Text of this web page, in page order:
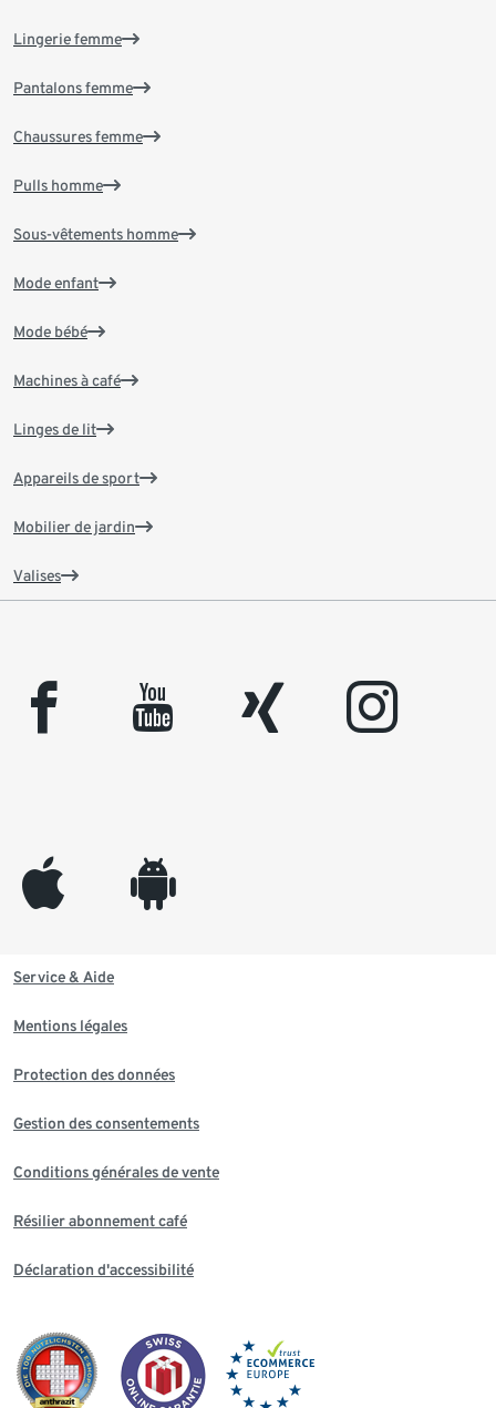
Lingerie femme
Pantalons femme
Chaussures femme
Pulls homme
Sous-vêtements homme
Mode enfant
Mode bébé
Machines à café
Linges de lit
Appareils de sport
Mobilier de jardin
Valises
facebook youtube xing instagram
appleinc android
Service & Aide
Mentions légales
Protection des données
Gestion des consentements
Conditions générales de vente
Résilier abonnement café
Déclaration d'accessibilité